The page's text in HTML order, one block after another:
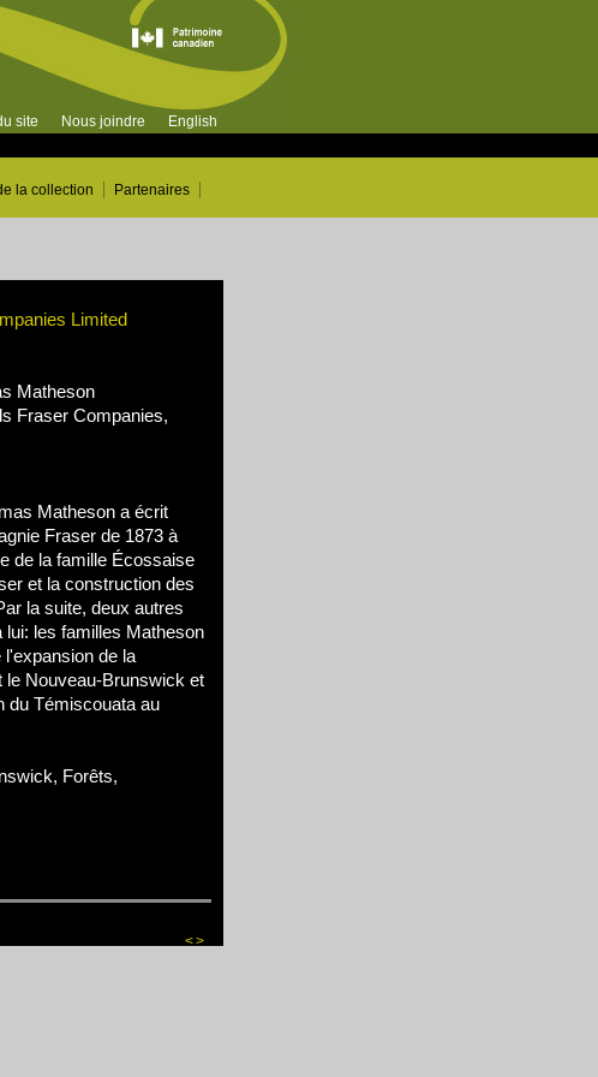
site Nous joindre English
la collection Partenaires
Limited
Matheson
Fraser Companies,
Matheson a écrit
Fraser de 1873 à
de la famille Écossaise
et la construction des
la suite, deux autres
lui: les familles Matheson
l'expansion de la
le Nouveau-Brunswick et
du Témiscouata au
Forêts,
<>